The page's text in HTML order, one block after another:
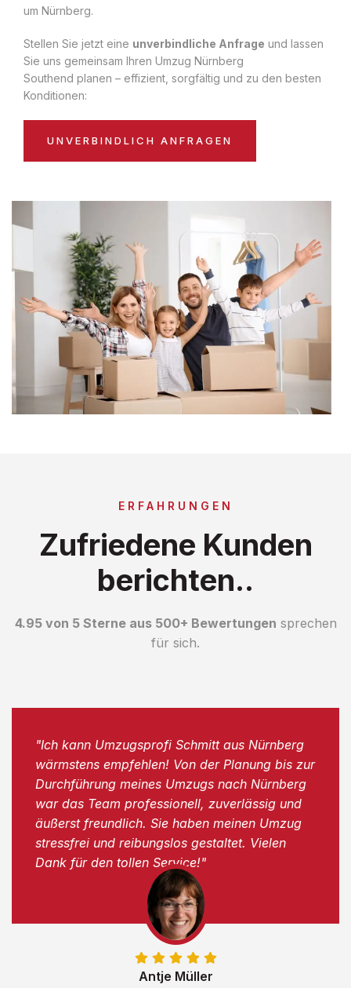
um Nürnberg.
Stellen Sie jetzt eine unverbindliche Anfrage und lassen
Sie uns gemeinsam Ihren Umzug Nürnberg
Southend planen – effizient, sorgfältig und zu den besten
Konditionen:
UNVERBINDLICH ANFRAGEN
ERFAHRUNGEN
Zufriedene Kunden
berichten..
4.95 von 5 Sterne aus 500+ Bewertungen sprechen
für sich.
Antje Müller
"Ich kann Umzugsprofi Schmitt aus Nürnberg
wärmstens empfehlen! Von der Planung bis zur
Durchführung meines Umzugs nach Nürnberg
war das Team professionell, zuverlässig und
äußerst freundlich. Sie haben meinen Umzug
stressfrei und reibungslos gestaltet. Vielen
Dank für den tollen Service!"